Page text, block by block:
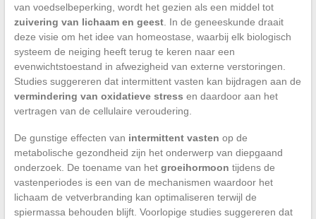
van voedselbeperking, wordt het gezien als een middel tot
zuivering van lichaam en geest. In de geneeskunde draait
deze visie om het idee van homeostase, waarbij elk biologisch
systeem de neiging heeft terug te keren naar een
evenwichtstoestand in afwezigheid van externe verstoringen.
Studies suggereren dat intermittent vasten kan bijdragen aan de
vermindering van oxidatieve stress en daardoor aan het
vertragen van de cellulaire veroudering.
De gunstige effecten van intermittent vasten op de
metabolische gezondheid zijn het onderwerp van diepgaand
onderzoek. De toename van het groeihormoon tijdens de
vastenperiodes is een van de mechanismen waardoor het
lichaam de vetverbranding kan optimaliseren terwijl de
spiermassa behouden blijft. Voorlopige studies suggereren dat